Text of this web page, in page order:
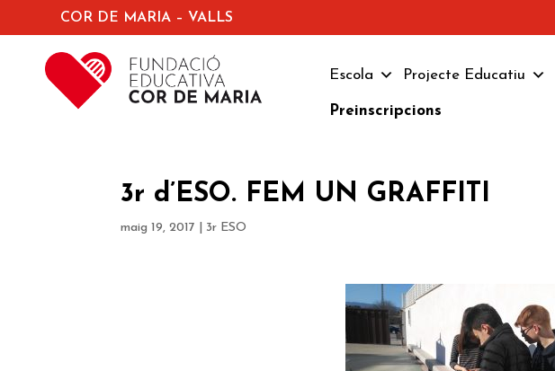
COR DE MARIA – VALLS
Escola Projecte Educatiu
Preinscripcions
3r d’ESO. FEM UN GRAFFITI
maig 19, 2017 3r ESO